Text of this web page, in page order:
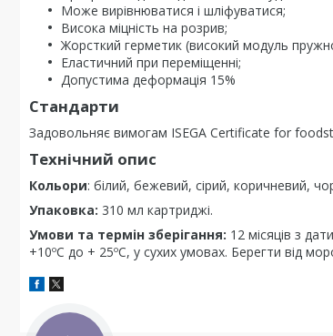
Може вирівнюватися і шліфуватися;
Висока міцність на розрив;
Жорсткий герметик (високий модуль
Еластичний при переміщенні;
Допустима деформація 15%
Стандарти
Задовольняє вимогам ISEGA Certificate for
Технічний опис
Кольори: білий, бежевий, сірий, коричневий,
Упаковка: 310 мл картриджі.
Умови та термін зберігання: 12 місяців з
+10ºС до + 25ºС, у сухих умовах. Берегти від